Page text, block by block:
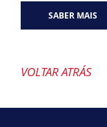
SABER MAIS
VOLTAR ATRÁS